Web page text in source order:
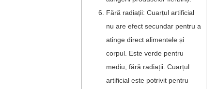
Fără radiații: Cuarțul artificial
nu are efect secundar pentru a
atinge direct alimentele și
corpul. Este verde pentru
mediu, fără radiații. Cuarțul
artificial este potrivit pentru